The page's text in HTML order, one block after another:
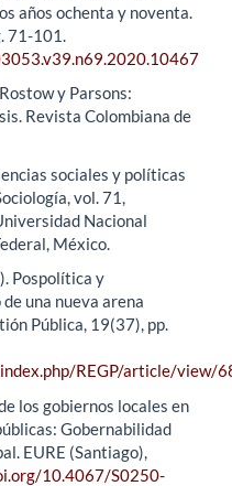
años ochenta y noventa.
71-101.
y Parsons:
Revista Colombiana de
sociales y políticas
vol. 71,
Nacional
México.
Pospolítica y
una nueva arena
Pública, 19(37), pp.
REGP/article/view/
los gobiernos locales en
Gobernabilidad
EURE (Santiago),
10.4067/S0250-